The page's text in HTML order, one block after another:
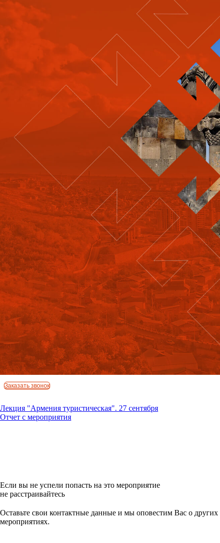
Регистрация
О сезоне
Программа
Партнеры
Контакты
Заказать звонок
→ Все мероприятия
О сезоне
Программа
Партнеры
Контакты
Наша команда
Подпишись на рассылку
Мероприятие прошло
Посмотреть фотографии и видео с мероприятия можно в нашем
блоге
«Хроники сезона»
Лекция "Армения туристическая". 27 сентября
Отчет с мероприятия
Если вы не успели попасть на это мероприятие
не расстраивайтесь
Оставьте свои контактные данные и мы оповестим Вас о других
мероприятиях.